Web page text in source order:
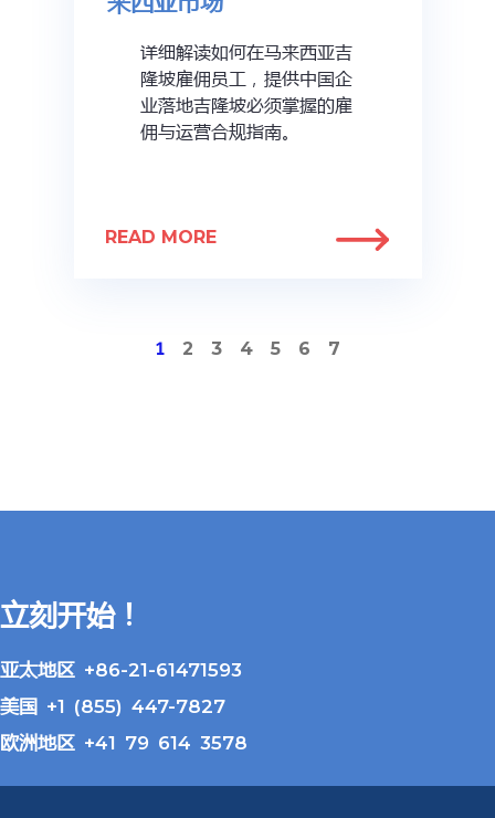
详细解读如何在马来西亚吉
隆坡雇佣员工，提供中国企
业落地吉隆坡必须掌握的雇
佣与运营合规指南。
READ MORE
1 2 3 4 5 6 7
立刻开始！
亚太地区 +86-21-61471593
美国 +1 (855) 447-7827
欧洲地区 +41 79 614 3578